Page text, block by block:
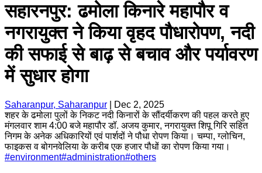
सहारनपुर: ढमोला किनारे महापौर व
नगरायुक्त ने किया वृहद पौधारोपण, नदी
की सफाई से बाढ़ से बचाव और पर्यावरण
में सुधार होगा
Saharanpur, Saharanpur
Dec 2, 2025
शहर के ढमोला पुलों के निकट नदी किनारों के सौंदर्यीकरण की पहल करते हुए
मंगलवार शाम 4:00 बजे महापौर डॉ. अजय कुमार, नगरायुक्त शिपू गिरि सहित
निगम के अनेक अधिकारियों एवं पार्शदों ने पौधा रोपण किया। चम्पा, ग्लोचिन,
फाइकस व बोगनवेलिया के करीब एक हजार पौधों का रोपण किया गया।
#environment#administration#others